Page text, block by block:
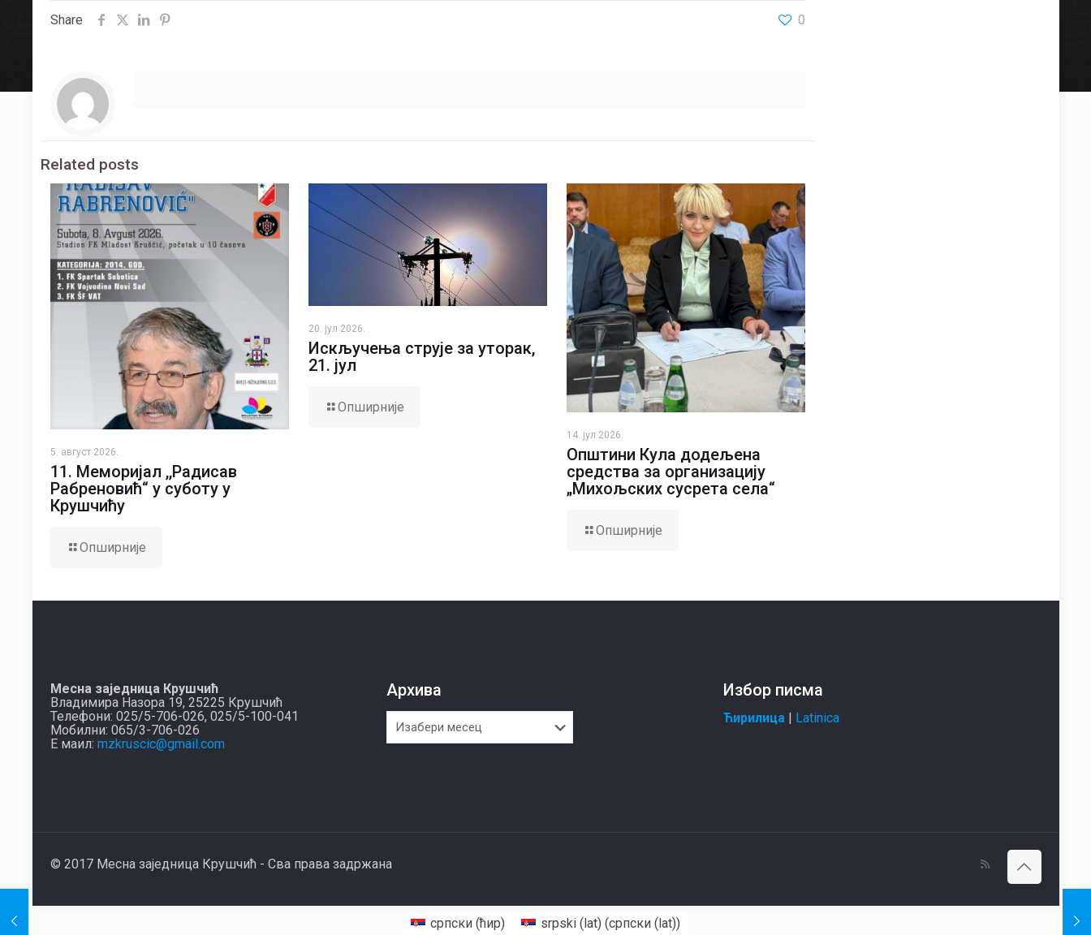
Share 0
Related posts
5. август 2026.
11. Меморијал ,,Радисав
Рабреновић“ у суботу у
Крушчићу
Опширније
20. јул 2026.
Искључења струје за уторак,
21. јул
Опширније
14. јул 2026.
Општини Кула додељена
средства за организацију
„Михољских сусрета села“
Опширније
Месна заједница Крушчић
Владимира Назора 19, 25225 Крушчић
Телефони: 025/5-706-026, 025/5-100-041
Мобилни: 065/3-706-026
Е маил: mzkruscic@gmail.com
Архива Избор писма
Ћирилица Latinica
© 2017 Месна заједница Крушчић - Сва права задржана
српски (ћир) srpski (lat) (српски (lat))